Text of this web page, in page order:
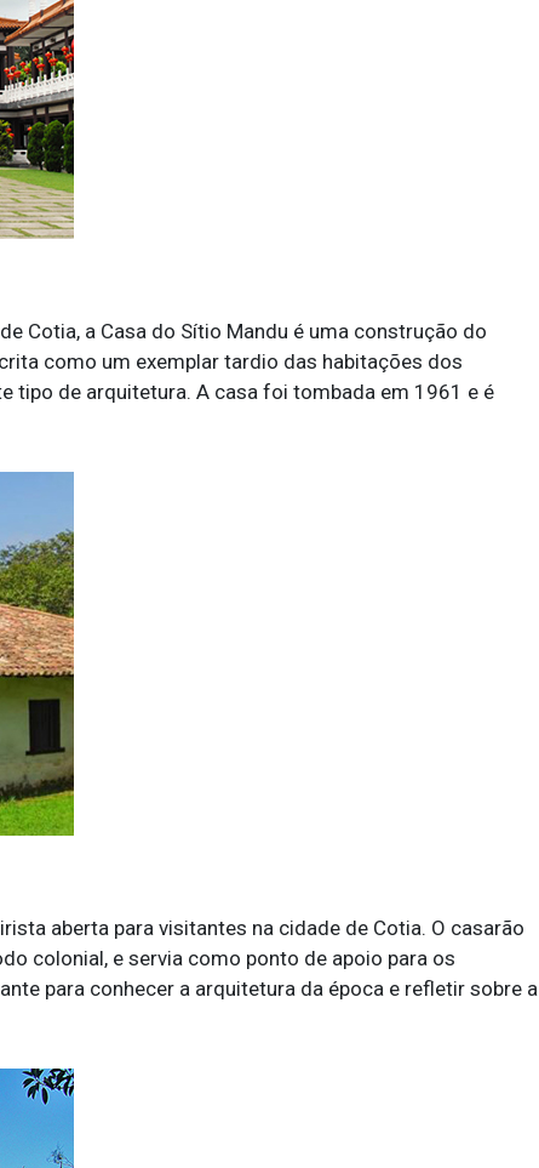
Cotia, a Casa do Sítio Mandu é uma construção do
como um exemplar tardio das habitações dos
tipo de arquitetura. A casa foi tombada em 1961 e é
aberta para visitantes na cidade de Cotia. O casarão
colonial, e servia como ponto de apoio para os
para conhecer a arquitetura da época e refletir sobre a